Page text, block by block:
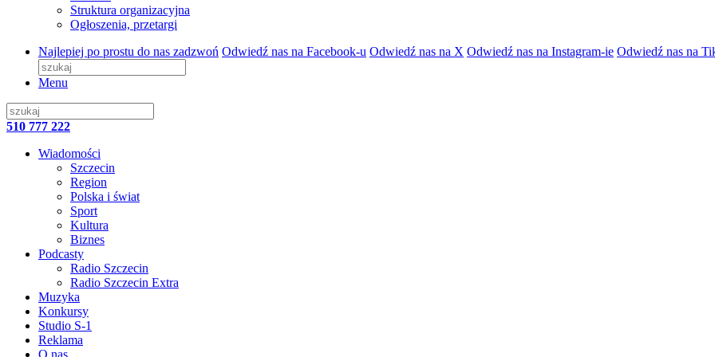
Struktura organizacyjna
Ogłoszenia, przetargi
Najlepiej po prostu do nas zadzwoń Odwiedź nas na Facebook-u Odwiedź nas na X Odwiedź nas na Instagram-ie Odwiedź nas na
Menu
510 777 222
Wiadomości
Szczecin
Region
Polska i świat
Sport
Kultura
Biznes
Podcasty
Radio Szczecin
Radio Szczecin Extra
Muzyka
Konkursy
Studio S-1
Reklama